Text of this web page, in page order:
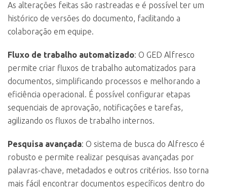
As alterações feitas são rastreadas e é possível ter um
histórico de versões do documento, facilitando a
colaboração em equipe.
Fluxo de trabalho automatizado: O GED Alfresco
permite criar fluxos de trabalho automatizados para
documentos, simplificando processos e melhorando a
eficiência operacional. É possível configurar etapas
sequenciais de aprovação, notificações e tarefas,
agilizando os fluxos de trabalho internos.
Pesquisa avançada: O sistema de busca do Alfresco é
robusto e permite realizar pesquisas avançadas por
palavras-chave, metadados e outros critérios. Isso torna
mais fácil encontrar documentos específicos dentro do